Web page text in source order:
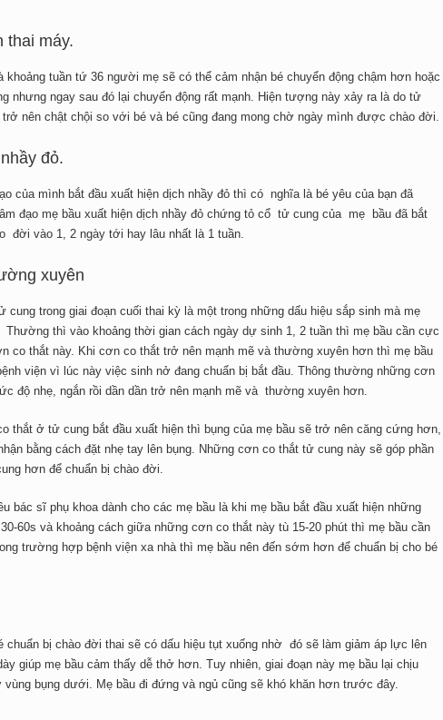
thai máy.
khoảng tuần tứ 36 người mẹ sẽ có thể cảm nhận bé chuyển động chậm hơn hoặc
nhưng ngay sau đó lại chuyển động rất mạnh. Hiện tượng này xảy ra là do tử
trở nên chật chội so với bé và bé cũng đang mong chờ ngày mình được chào đời.
đỏ.
của mình bắt đầu xuất hiện dịch nhầy đỏ thì có nghĩa là bé yêu của bạn đã
đạo mẹ bầu xuất hiện dịch nhầy đỏ chứng tỏ cổ tử cung của mẹ bầu đã bắt
đời vào 1, 2 ngày tới hay lâu nhất là 1 tuần.
xuyên
cung trong giai đoạn cuối thai kỳ là một trong những dấu hiệu sắp sinh mà mẹ
Thường thì vào khoảng thời gian cách ngày dự sinh 1, 2 tuần thì mẹ bầu cần cực
co thắt này. Khi cơn co thắt trở nên mạnh mẽ và thường xuyên hơn thì mẹ bầu
viện vì lúc này việc sinh nở đang chuẩn bị bắt đầu. Thông thường những cơn
độ nhẹ, ngắn rồi dần dần trở nên mạnh mẽ và thường xuyên hơn.
thắt ở tử cung bắt đầu xuất hiện thì bụng của mẹ bầu sẽ trở nên căng cứng hơn,
bằng cách đặt nhẹ tay lên bụng. Những cơn co thắt tử cung này sẽ góp phần
hơn để chuẩn bị chào đời.
bác sĩ phụ khoa dành cho các mẹ bầu là khi mẹ bầu bắt đầu xuất hiện những
60s và khoảng cách giữa những cơn co thắt này tù 15-20 phút thì mẹ bầu cần
trường hợp bệnh viện xa nhà thì mẹ bầu nên đến sớm hơn để chuẩn bị cho bé
chuẩn bị chào đời thai sẽ có dấu hiệu tụt xuống nhờ đó sẽ làm giảm áp lực lên
giúp mẹ bầu cảm thấy dễ thở hơn. Tuy nhiên, giai đoạn này mẹ bầu lại chịu
vùng bụng dưới. Mẹ bầu đi đứng và ngủ cũng sẽ khó khăn hơn trước đây.